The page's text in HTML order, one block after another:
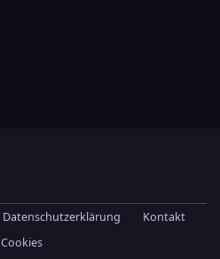
Datenschutzerklärung
Kontakt
Cookies